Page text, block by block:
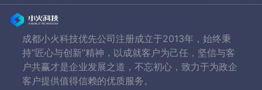
成都小火科技优先公司注册成立于2013年，始终秉
持“匠心与创新”精神，以成就客户为己任，坚信与客
户共赢才是企业发展之道，不忘初心，致力于为政企
客户提供值得信赖的优质服务。